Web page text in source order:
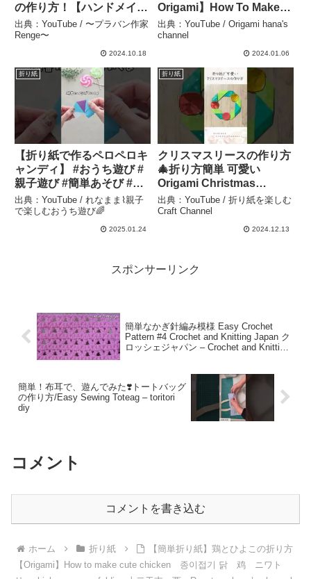
の作り方！【ハンドメイ
ド】 – 〜プラバン作家
Renge〜
出典：YouTube / 〜プラバン作家
Renge〜
2024.10.18
Origami】How To Make
Paper Airplane that Fly
Far종이접기 비행기 折纸
纸飞机 DIY #shorts –
出典：YouTube / Origami hana's
channel
2024.01.06
折り紙
【折り紙で作るペロペロキ
ャンディ】 #おうち遊び #
親子遊び #簡単あそび #折
り紙 – れなまま⌇親子で楽
しむおうち遊び🌈
出典：YouTube / れなまま⌇親子
で楽しむおうち遊び🌈
2025.01.24
折り紙
クリスマスリースの作り方
🎄折り方簡単 可愛い
Origami Christmas
wreath #折り紙 #Xmas
#shorts – 折り紙を楽しむ
出典：YouTube / 折り紙を楽しむ
Craft Channel
2024.12.13
スポンサーリンク
簡単なかぎ針編み模様 Easy Crochet
Pattern #4 Crochet and Knitting Japan ク
ロッシェジャパン – Crochet and Knitting
簡単！布耳で、遊んでみた❣️トートバッグ
の作り方/Easy Sewing Toteag – toritori
diy
コメント
コメントを書き込む
ホーム 折り紙
【簡単折り紙】鶏とひよこの折り方
【Origami】How to make cute chicken 종이접기 닭 鸡 ニワト